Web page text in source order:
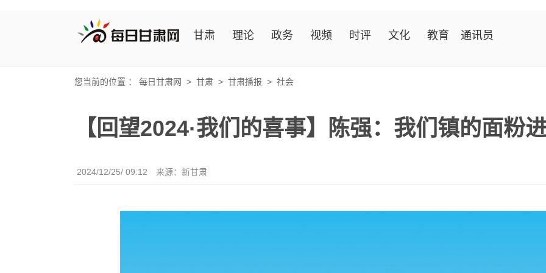
甘肃 理论 政务 视频 时评 文化 教育 通讯员
您当前的位置 ： 每日甘肃网 > 甘肃 > 甘肃播报 > 社会
【回望2024·我们的喜事】陈强：我们镇的面粉
2024/12/25/ 09:12 来源：新甘肃